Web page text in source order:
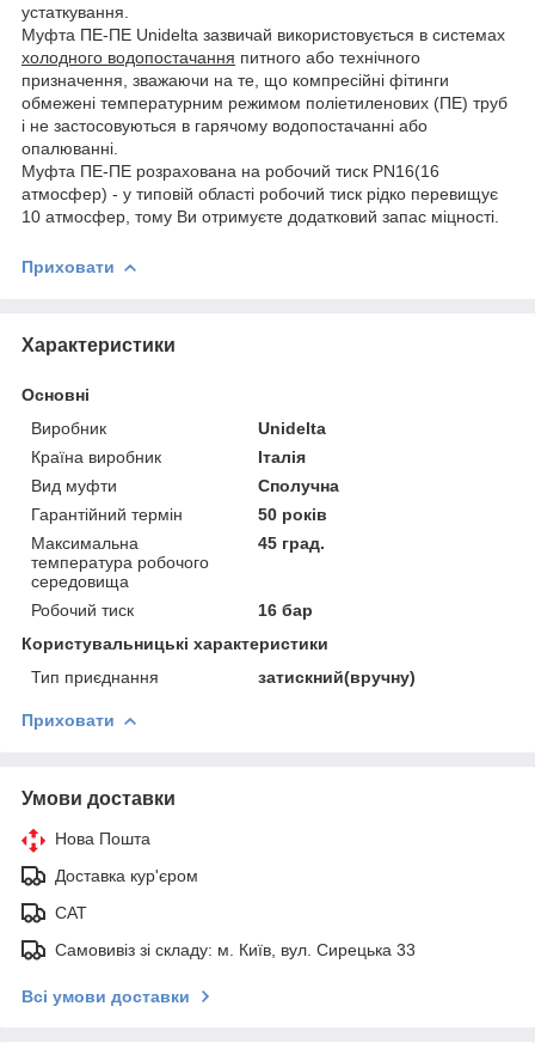
устаткування.
Муфта ПЕ-ПЕ Unidelta зазвичай використовується в системах
холодного водопостачання питного або технічного
призначення, зважаючи на те, що компресійні фітинги
обмежені температурним режимом поліетиленових (ПЕ) труб
і не застосовуються в гарячому водопостачанні або
опалюванні.
Муфта ПЕ-ПЕ розрахована на робочий тиск PN16(16
атмосфер) - у типовій області робочий тиск рідко перевищує
10 атмосфер, тому Ви отримуєте додатковий запас міцності.
Приховати
Характеристики
Основні
Виробник
Unidelta
Країна виробник
Італія
Вид муфти
Сполучна
Гарантійний термін
50 років
Максимальна
температура робочого
середовища
45 град.
Робочий тиск
16 бар
Користувальницькі характеристики
Тип приєднання
затискний(вручну)
Приховати
Умови доставки
Нова Пошта
Доставка кур'єром
САТ
Самовивіз зі складу: м. Київ, вул. Сирецька 33
Всі умови доставки